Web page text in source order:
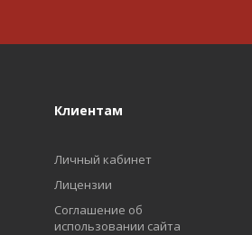
Клиентам
Личный кабинет
Лицензии
Соглашение об
использовании сайта